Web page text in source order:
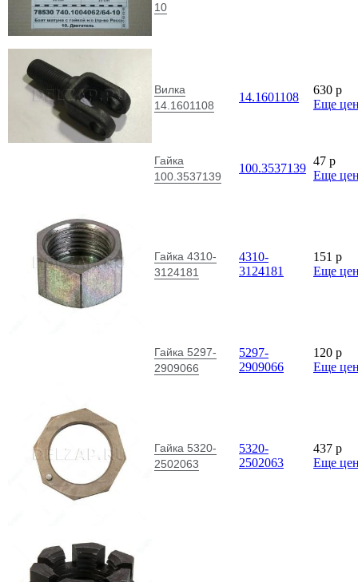
10
Вилка
14.1601108
14.1601108
630 p
Еще
Гайка
100.3537139
100.3537139
47 p
Еще
Гайка 4310-
3124181
4310-
3124181
151 p
Еще
Гайка 5297-
2909066
5297-
2909066
120 p
Еще
Гайка 5320-
2502063
5320-
2502063
437 p
Еще